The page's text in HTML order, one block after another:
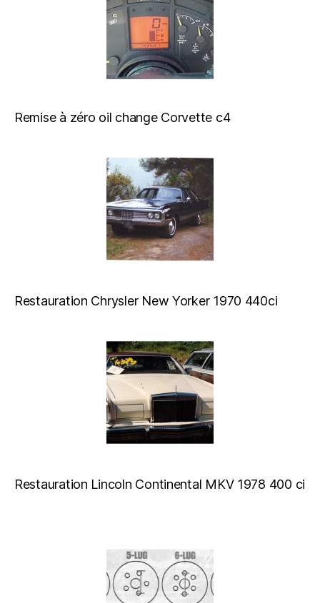
Remise à zéro oil change Corvette c4
Restauration Chrysler New Yorker 1970 440ci
Restauration Lincoln Continental MKV 1978 400 ci